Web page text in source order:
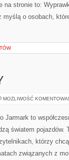
na stronie to:
myślą o osobach,
MOŻLIWOŚĆ
Jarmark to
światem pojazdów.
którzy
związanych z